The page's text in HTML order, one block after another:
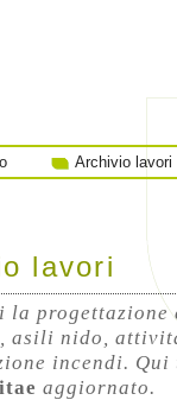
Archivio lavori
lavori
progettazione
asili nido,
incendi.
aggiornato.